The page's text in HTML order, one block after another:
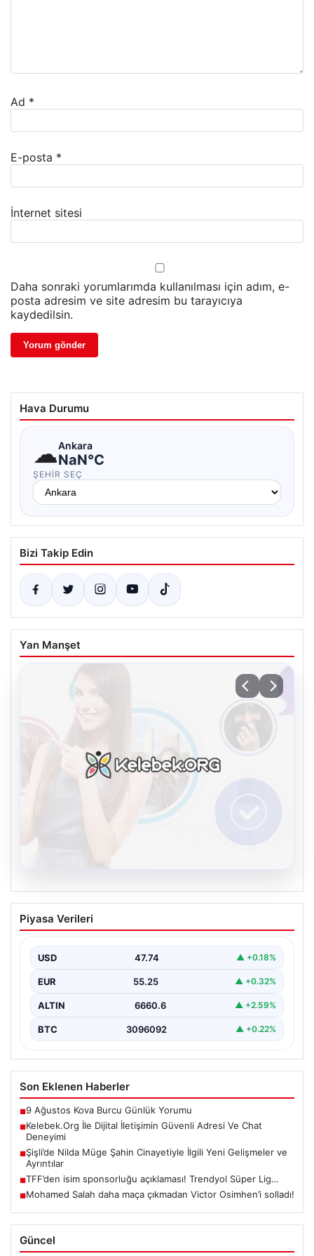
Ad *
E-posta *
İnternet sitesi
Daha sonraki yorumlarımda kullanılması için adım, e-
posta adresim ve site adresim bu tarayıcıya
kaydedilsin.
Hava Durumu
☁Ankara
NaN°C
ŞEHIR SEÇ
Bizi Takip Edin
Yan Manşet
Kelebek.Org İle Dijital İletişimin Güvenli
Adresi Ve Chat Deneyimi
sağlaması büyük bir önem barındırmaktadır.
Günümüzde birçok…
Piyasa Verileri
USD 47.74 ▲ +0.18%
EUR 55.25 ▲ +0.32%
ALTIN 6660.6 ▲ +2.59%
BTC 3096092 ▲ +0.22%
Son Eklenen Haberler
■9 Ağustos Kova Burcu Günlük Yorumu
■Kelebek.Org İle Dijital İletişimin Güvenli Adresi Ve Chat
Deneyimi
■Şişli’de Nilda Müge Şahin Cinayetiyle İlgili Yeni Gelişmeler ve
Ayrıntılar
■TFF’den isim sponsorluğu açıklaması! Trendyol Süper Lig…
■Mohamed Salah daha maça çıkmadan Victor Osimhen’i solladı!
Güncel